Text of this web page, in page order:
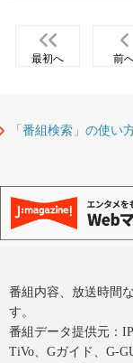
最初へ 前
「番組検索」の使い
番組内容、放送時間
す。
番組データ提供元：
TiVo、Gガイド、G-